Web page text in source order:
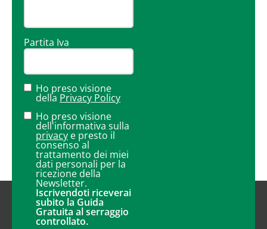
Partita Iva
Ho preso visione
della Privacy Policy
Ho preso visione
dell'informativa sulla
privacy e presto il
consenso al
trattamento dei miei
dati personali per la
ricezione della
Newsletter.
Iscrivendoti riceverai
subito la Guida
Gratuita al serraggio
controllato.